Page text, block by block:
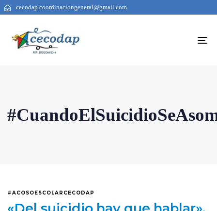
cecodap.coordinaciongeneral@gmail.com
#ACOSOESCOLARCECODAP